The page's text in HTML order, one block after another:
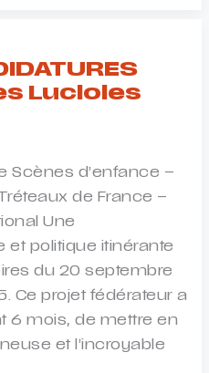
Lucioles
Scènes d’enfance –
de France –
Une
et politique itinérante
du 20 septembre
Ce projet fédérateur a
6 mois, de mettre en
et l’incroyable